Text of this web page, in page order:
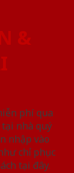
&
phí qua
nhà quý
nhập vào
chỉ phục
tại đây.